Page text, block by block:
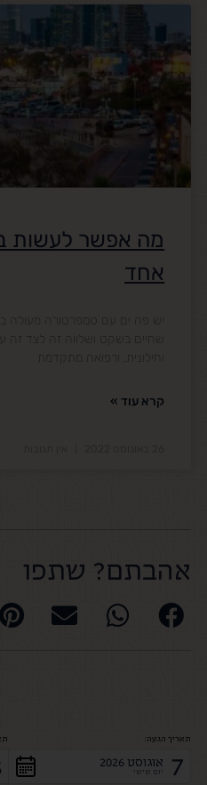
מה אפשר לעשות
אחד
קרא עוד »
אהבתם? שתפו
תאריך הגעה:
7 אוגוסט 2026
יום שישי